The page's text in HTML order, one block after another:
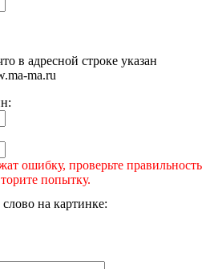
в адресной строке указан
ma.ru
ошибку, проверьте правильность
попытку.
на картинке: